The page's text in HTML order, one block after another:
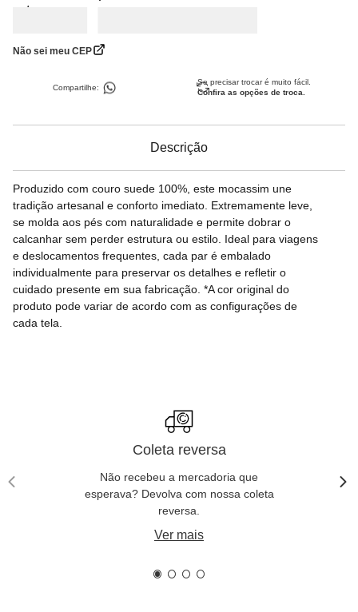
Não sei meu CEP
Compartilhe:
Se precisar trocar é muito fácil.
Confira as opções de troca.
Descrição
Produzido com couro suede 100%, este mocassim une
tradição artesanal e conforto imediato. Extremamente leve,
se molda aos pés com naturalidade e permite dobrar o
calcanhar sem perder estrutura ou estilo. Ideal para viagens
e deslocamentos frequentes, cada par é embalado
individualmente para preservar os detalhes e refletir o
cuidado presente em sua fabricação. *A cor original do
produto pode variar de acordo com as configurações de
cada tela.